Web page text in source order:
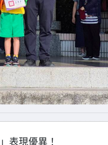
表現優異！